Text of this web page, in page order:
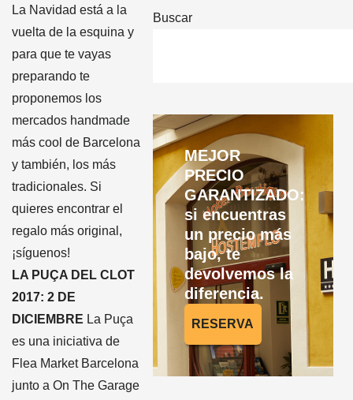
La Navidad está a la
vuelta de la esquina y
para que te vayas
preparando te
proponemos los
mercados handmade
más cool de Barcelona
y también, los más
tradicionales. Si
quieres encontrar el
regalo más original,
¡síguenos!
LA PUÇA DEL CLOT
2017: 2 DE
DICIEMBRE La Puça
es una iniciativa de
Flea Market Barcelona
junto a On The Garage
Buscar
MEJOR
PRECIO
GARANTIZADO:
si encuentras
un precio más
bajo, te
devolvemos la
diferencia.
RESERVA